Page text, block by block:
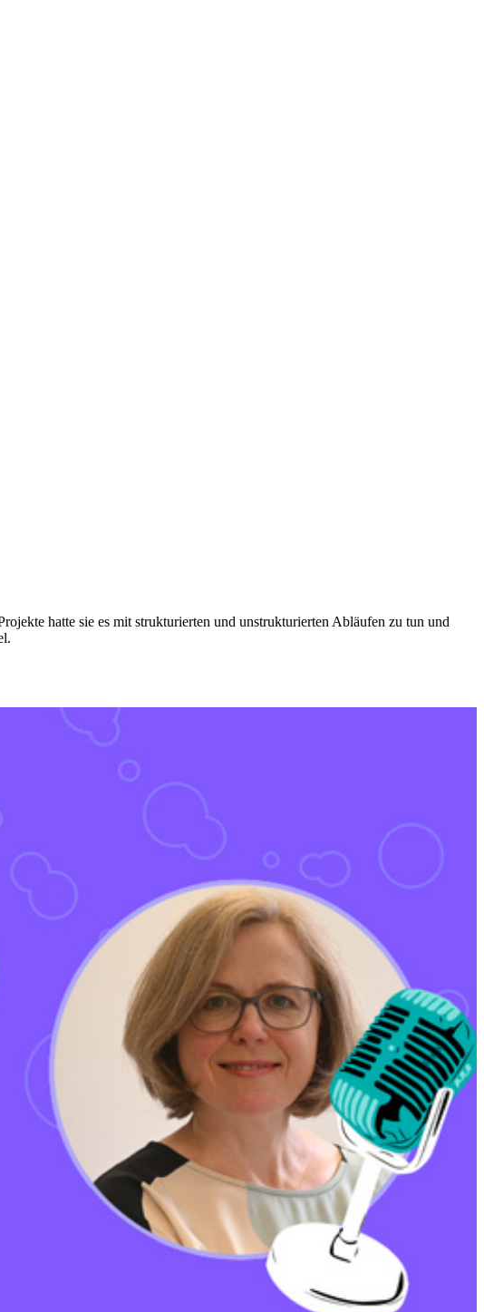
hatte sie es mit strukturierten und unstrukturierten Abläufen zu tun und